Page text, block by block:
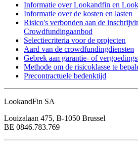
Informatie over Lookandfin en
Informatie over de kosten en lasten
Risico's verbonden aan de
Crowdfundingaanbod
Selectiecriteria voor de projecten
Aard van de crowdfundingdiensten
Gebrek aan garantie- of
Methode om de risicoklasse te
Precontractuele bedenktijd
LookandFin SA
Louizalaan 475, B-1050 Brussel
BE 0846.783.769